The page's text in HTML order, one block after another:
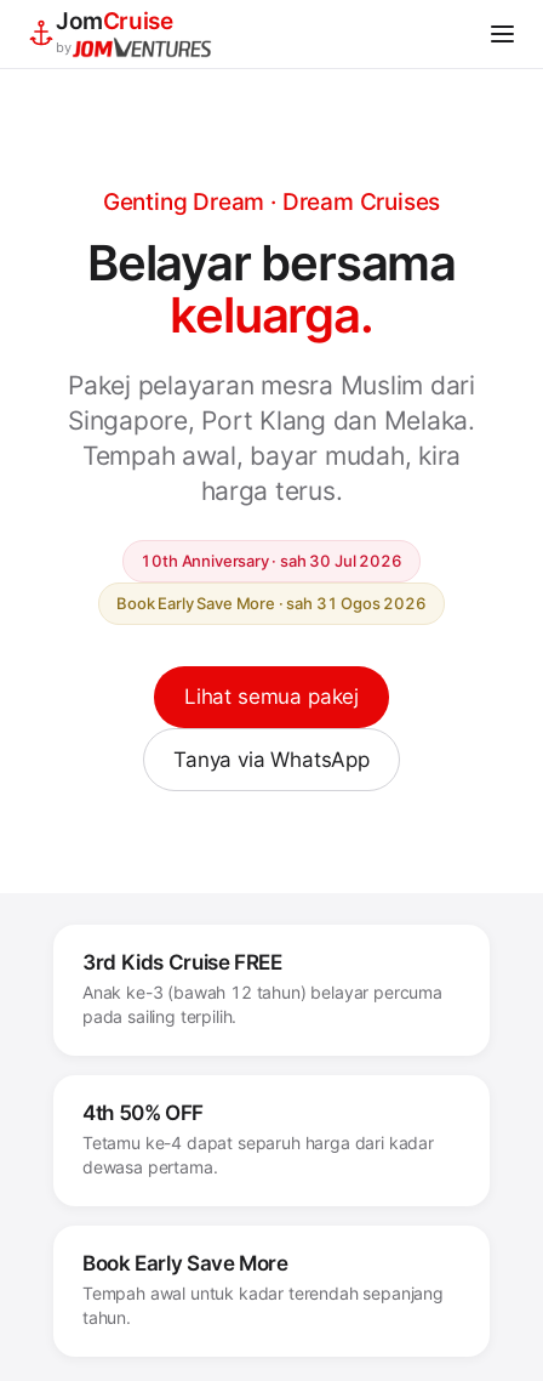
JomCruise
by
Genting Dream · Dream Cruises
Belayar bersama
keluarga.
Pakej pelayaran mesra Muslim dari
Singapore, Port Klang dan Melaka.
Tempah awal, bayar mudah, kira
harga terus.
10th Anniversary · sah 30 Jul 2026
Book Early Save More · sah 31 Ogos 2026
Lihat semua pakej
Tanya via WhatsApp
3rd Kids Cruise FREE
Anak ke-3 (bawah 12 tahun) belayar percuma
pada sailing terpilih.
4th 50% OFF
Tetamu ke-4 dapat separuh harga dari kadar
dewasa pertama.
Book Early Save More
Tempah awal untuk kadar terendah sepanjang
tahun.